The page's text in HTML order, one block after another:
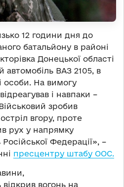
12 години дня до
батальйону в районі
Донецької області
автомобіль ВАЗ 2105, в
особи. На вимогу
і навпаки –
зробив
вгору, проте
рух у напрямку
Федерації», –
пресцентру штабу ООС.
вогонь на